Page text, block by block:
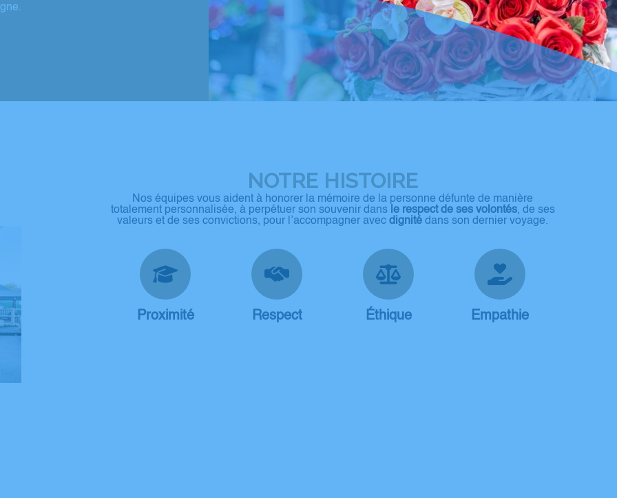
NOTRE HISTOIRE
Nos équipes vous aident à honorer la mémoire de la personne défunte de manière
totalement personnalisée, à perpétuer son souvenir dans le respect de ses volontés, de ses
valeurs et de ses convictions, pour l’accompagner avecdignité dans son dernier voyage.
Proximité Respect Éthique Empathie